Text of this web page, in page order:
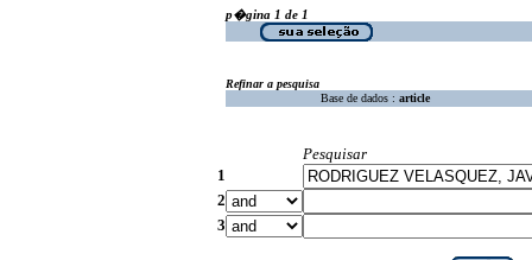
p�gina 1 de 1
Refinar a pesquisa
Base de dados : article
Pesquisar
1
2
3